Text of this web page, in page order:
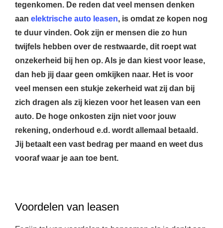
tegenkomen. De reden dat veel mensen denken
aan elektrische auto leasen, is omdat ze kopen nog
te duur vinden. Ook zijn er mensen die zo hun
twijfels hebben over de restwaarde, dit roept wat
onzekerheid bij hen op. Als je dan kiest voor lease,
dan heb jij daar geen omkijken naar. Het is voor
veel mensen een stukje zekerheid wat zij dan bij
zich dragen als zij kiezen voor het leasen van een
auto. De hoge onkosten zijn niet voor jouw
rekening, onderhoud e.d. wordt allemaal betaald.
Jij betaalt een vast bedrag per maand en weet dus
vooraf waar je aan toe bent.
Voordelen van leasen